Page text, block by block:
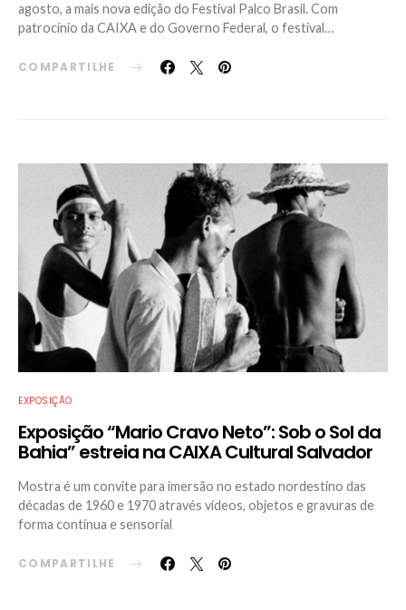
agosto, a mais nova edição do Festival Palco Brasil. Com
patrocínio da CAIXA e do Governo Federal, o festival…
COMPARTILHE
EXPOSIÇÃO
Exposição “Mario Cravo Neto”: Sob o Sol da
Bahia” estreia na CAIXA Cultural Salvador
Mostra é um convite para imersão no estado nordestino das
décadas de 1960 e 1970 através vídeos, objetos e gravuras de
forma contínua e sensorial
COMPARTILHE